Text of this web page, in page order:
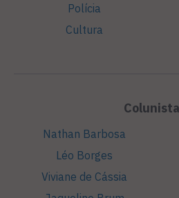
Polícia
Cultura
Nathan Barbosa
Léo Borges
Viviane de Cássia